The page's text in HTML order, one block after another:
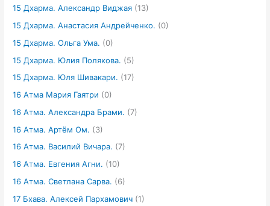
15 Дхарма. Александр Виджая (13)
15 Дхарма. Анастасия Андрейченко. (0)
15 Дхарма. Ольга Ума. (0)
15 Дхарма. Юлия Полякова. (5)
15 Дхарма. Юля Шивакари. (17)
16 Атма Мария Гаятри (0)
16 Атма. Александра Брами. (7)
16 Атма. Артём Ом. (3)
16 Атма. Василий Вичара. (7)
16 Атма. Евгения Агни. (10)
16 Атма. Светлана Сарва. (6)
17 Бхава. Алексей Пархамович (1)